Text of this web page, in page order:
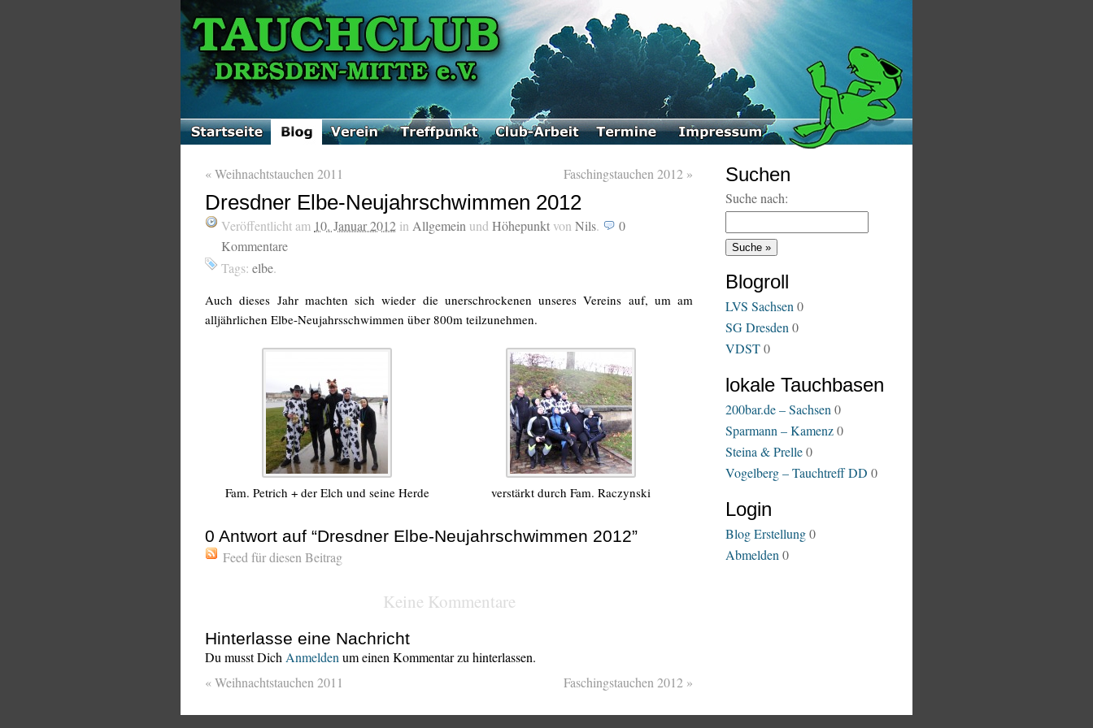
«Weihnachtstauchen 2011 Faschingstauchen 2012 »
Dresdner Elbe-Neujahrschwimmen 2012
Veröffentlicht am 10. Januar 2012 in Allgemein und Höhepunkt von Nils.
0
Kommentare
Tags: elbe.
Auch dieses Jahr machten sich wieder die unerschrockenen unseres Vereins auf, um am
alljährlichen Elbe-Neujahrsschwimmen über 800m teilzunehmen.
Fam. Petrich + der Elch und seine Herde verstärkt durch Fam. Raczynski
0 Antwort auf “Dresdner Elbe-Neujahrschwimmen 2012”
Feed für diesen Beitrag
Keine Kommentare
Hinterlasse eine Nachricht
Du musst Dich Anmelden um einen Kommentar zu hinterlassen.
«Weihnachtstauchen 2011 Faschingstauchen 2012 »
Suchen
Suche nach:
Blogroll
LVS Sachsen 0
SG Dresden 0
VDST0
lokale Tauchbasen
200bar.de – Sachsen 0
Sparmann – Kamenz0
Steina & Prelle0
Vogelberg – Tauchtreff DD 0
Login
Blog Erstellung0
Abmelden 0